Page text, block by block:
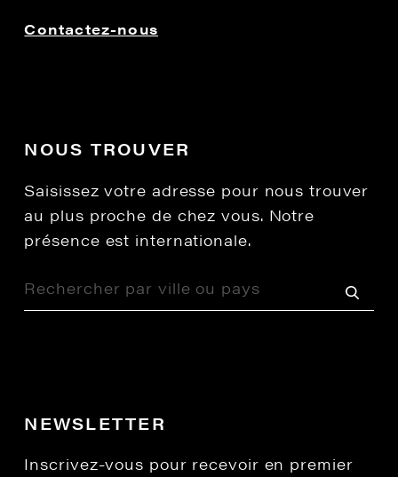
Contactez-nous
NOUS TROUVER
Saisissez votre adresse pour nous trouver
au plus proche de chez vous. Notre
présence est internationale.
NEWSLETTER
Inscrivez-vous pour recevoir en premier